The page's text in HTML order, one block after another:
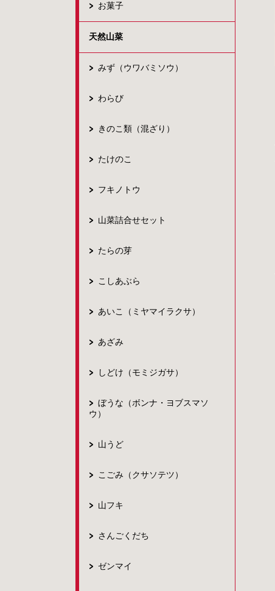
お菓子
天然山菜
みず（ウワバミソウ）
わらび
きのこ類（混ざり）
たけのこ
フキノトウ
山菜詰合せセット
たらの芽
こしあぶら
あいこ（ミヤマイラクサ）
あざみ
しどけ（モミジガサ）
ぼうな（ボンナ・ヨブスマソ
ウ）
山うど
こごみ（クサソテツ）
山フキ
さんごくだち
ゼンマイ